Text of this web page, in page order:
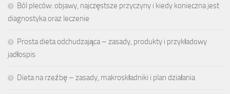
Ból pleców: objawy, najczęstsze przyczyny i kiedy konieczna jest
diagnostyka oraz leczenie
Prosta dieta odchudzająca – zasady, produkty i przykładowy
jadłospis
Dieta na rzeźbę – zasady, makroskładniki i plan działania